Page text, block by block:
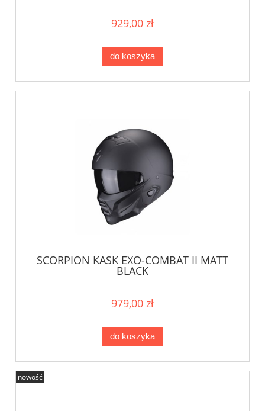
929,00 zł
do koszyka
SCORPION KASK EXO-COMBAT II MATT
BLACK
979,00 zł
do koszyka
nowość